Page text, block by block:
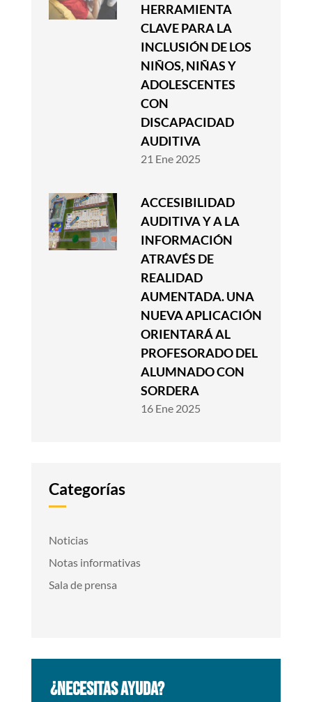
HERRAMIENTA
CLAVE PARA LA
INCLUSIÓN DE LOS
NIÑOS, NIÑAS Y
ADOLESCENTES
CON
DISCAPACIDAD
AUDITIVA
21 Ene 2025
ACCESIBILIDAD
AUDITIVA Y A LA
INFORMACIÓN
ATRAVÉS DE
REALIDAD
AUMENTADA. UNA
NUEVA APLICACIÓN
ORIENTARÁ AL
PROFESORADO DEL
ALUMNADO CON
SORDERA
16 Ene 2025
Categorías
Noticias
Notas informativas
Sala de prensa
¿NECESITAS AYUDA?